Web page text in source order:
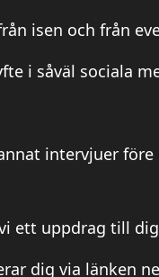
isen och från
i såväl sociala
intervjuer
ett uppdrag till
dig via länken